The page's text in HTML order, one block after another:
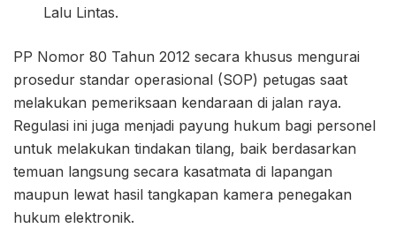
Lalu Lintas.
PP Nomor 80 Tahun 2012 secara khusus mengurai
prosedur standar operasional (SOP) petugas saat
melakukan pemeriksaan kendaraan di jalan raya.
Regulasi ini juga menjadi payung hukum bagi personel
untuk melakukan tindakan tilang, baik berdasarkan
temuan langsung secara kasatmata di lapangan
maupun lewat hasil tangkapan kamera penegakan
hukum elektronik.